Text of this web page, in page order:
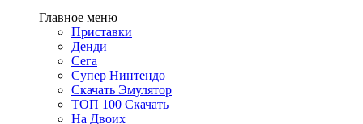
Главное меню
Приставки
Денди
Сега
Супер Нинтендо
Скачать Эмулятор
ТОП 100 Скачать
На Двоих